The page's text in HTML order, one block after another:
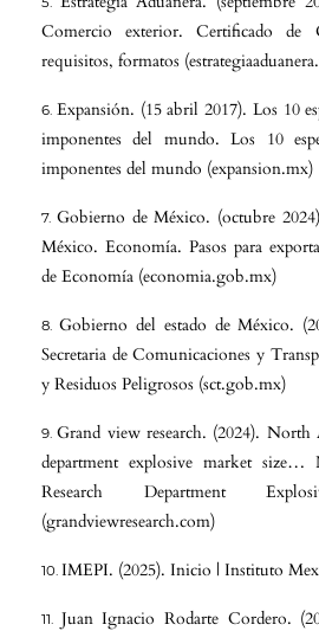
Comercio exterior. Certificado
requisitos, formatos
Expansión. (15 abril 2017). Los 10
imponentes del mundo. Los 10
imponentes del mundo (expansion.mx)
Gobierno de México. (octubre
México. Economía. Pasos para
de Economía (economia.gob.mx)
Gobierno del estado de México.
Secretaria de Comunicaciones y
y Residuos Peligrosos (sct.gob.mx)
Grand view research. (2024). North
department explosive market
Research Department
(grandviewresearch.com)
IMEPI. (2025). Inicio | Instituto
Juan Ignacio Rodarte Cordero.